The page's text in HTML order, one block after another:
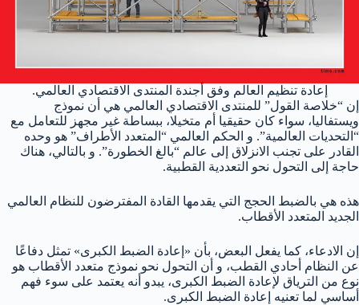
إعادة تنظيم العالم وفق أجندة المنتدى الاقتصادي العالمي.
إن “خلاصة القول” للمنتدى الاقتصادي العالمي هي أن نموذج
ويستفاليا، سواء كان حقيقيا أم متخيلا، ببساطة غير مجهز للتعامل مع
“التحديات العالمية”. و الحكم العالمي “المتعدد الأطراف” هو وحده
القادر على تجنب الانزلاق إلى عالم “بالغ الخطورة”. و بالتالي، هناك
حاجة إلى التحول نحو التعددية القطبية.
هذه هي بالضبط الحجج التي يقدمها القادة المفترضون للنظام العالمي
الجديد المتعدد الأقطاب.
إن الادعاء، كما يفعل البعض، بأن «إعادة الضبط الكبرى» تمثل دفاعًا
عن النظام أحادي القطب، و أن التحول نحو نموذج متعدد الأقطاب هو
نوع من الترياق لإعادة الضبط الكبرى، يبدو أنه يعتمد على سوء فهم
أساسي لما تعنيه إعادة الضبط الكبرى.